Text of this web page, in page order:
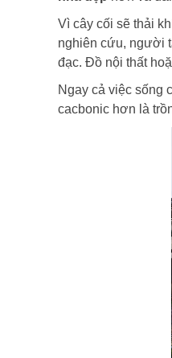
Vì cây cối sẽ thải
nghiên cứu, người
đạc. Đồ nội thất
Ngay cả việc sống
cacbonic hơn là